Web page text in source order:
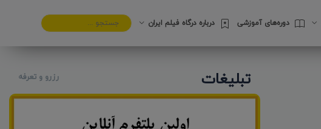
دوره‌های آموزشی درباره درگاه فیلم ایران
تبلیغات رزرو و تعرفه